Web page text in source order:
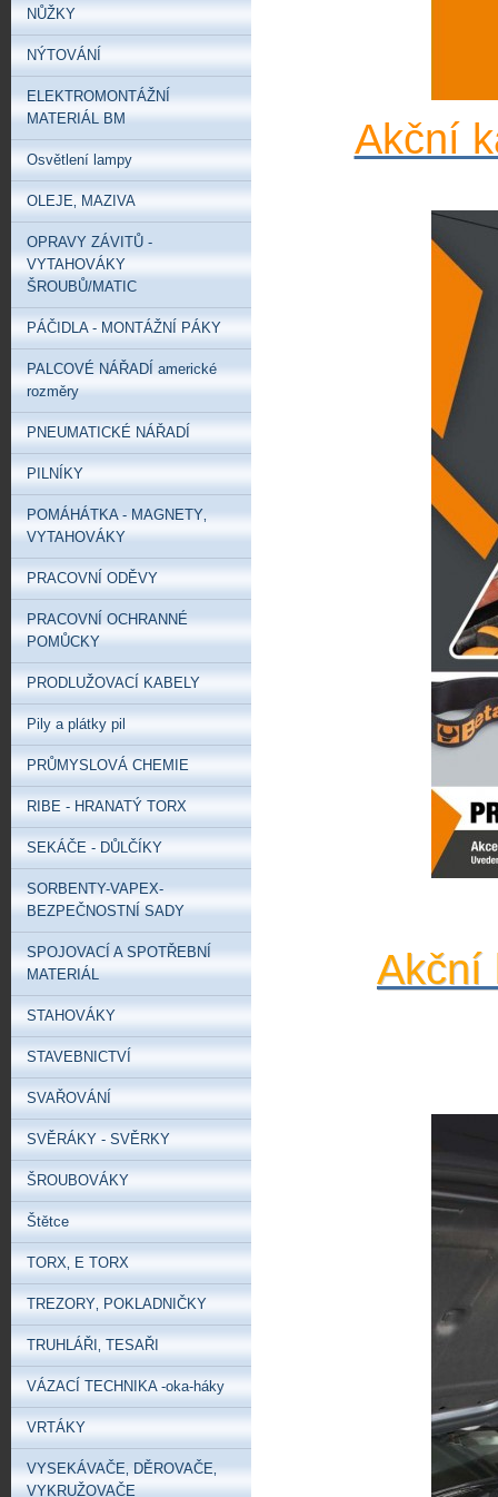
Akční
Akční
NŮŽKY
NÝTOVÁNÍ
ELEKTROMONTÁŽNÍ
MATERIÁL BM
Osvětlení lampy
OLEJE‚ MAZIVA
OPRAVY ZÁVITŮ -
VYTAHOVÁKY
ŠROUBŮ/MATIC
PÁČIDLA - MONTÁŽNÍ PÁKY
PALCOVÉ NÁŘADÍ americké
rozměry
PNEUMATICKÉ NÁŘADÍ
PILNÍKY
POMÁHÁTKA - MAGNETY‚
VYTAHOVÁKY
PRACOVNÍ ODĚVY
PRACOVNÍ OCHRANNÉ
POMŮCKY
PRODLUŽOVACÍ KABELY
Pily a plátky pil
PRŮMYSLOVÁ CHEMIE
RIBE - HRANATÝ TORX
SEKÁČE - DŮLČÍKY
SORBENTY-VAPEX-
BEZPEČNOSTNÍ SADY
SPOJOVACÍ A SPOTŘEBNÍ
MATERIÁL
STAHOVÁKY
STAVEBNICTVÍ
SVAŘOVÁNÍ
SVĚRÁKY - SVĚRKY
ŠROUBOVÁKY
Štětce
TORX‚ E TORX
TREZORY‚ POKLADNIČKY
TRUHLÁŘI‚ TESAŘI
VÁZACÍ TECHNIKA -oka-háky
VRTÁKY
VYSEKÁVAČE‚ DĚROVAČE‚
VYKRUŽOVAČE